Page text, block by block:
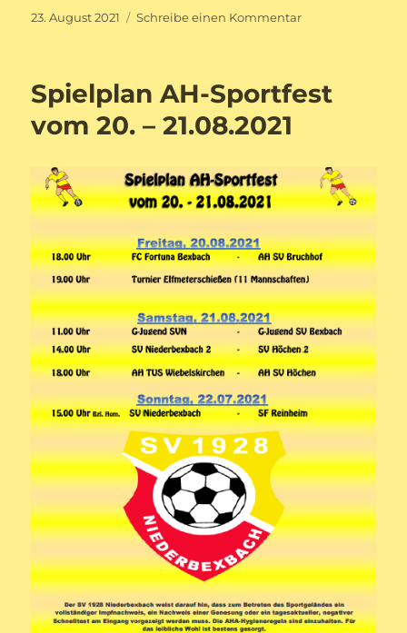
Veröffentlicht
23. August 2021 Schreibe einen Kommentarzu
SF
Spielplan AH-Sportfest
vom 20. – 21.08.2021